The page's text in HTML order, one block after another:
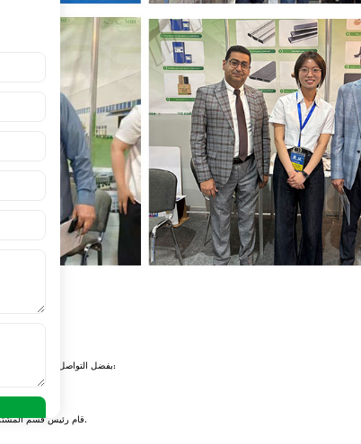
بفضل التواصل الفعال في المرحلة المبكرة، نجحنا في دعوة عدد من العملاء الاستراتيجيين لزيارة جناحنا:
✓ قام رئيس قسم المشتريات الجزائري بفحص حلولنا للزجاج العازل في الموعد المحدد.